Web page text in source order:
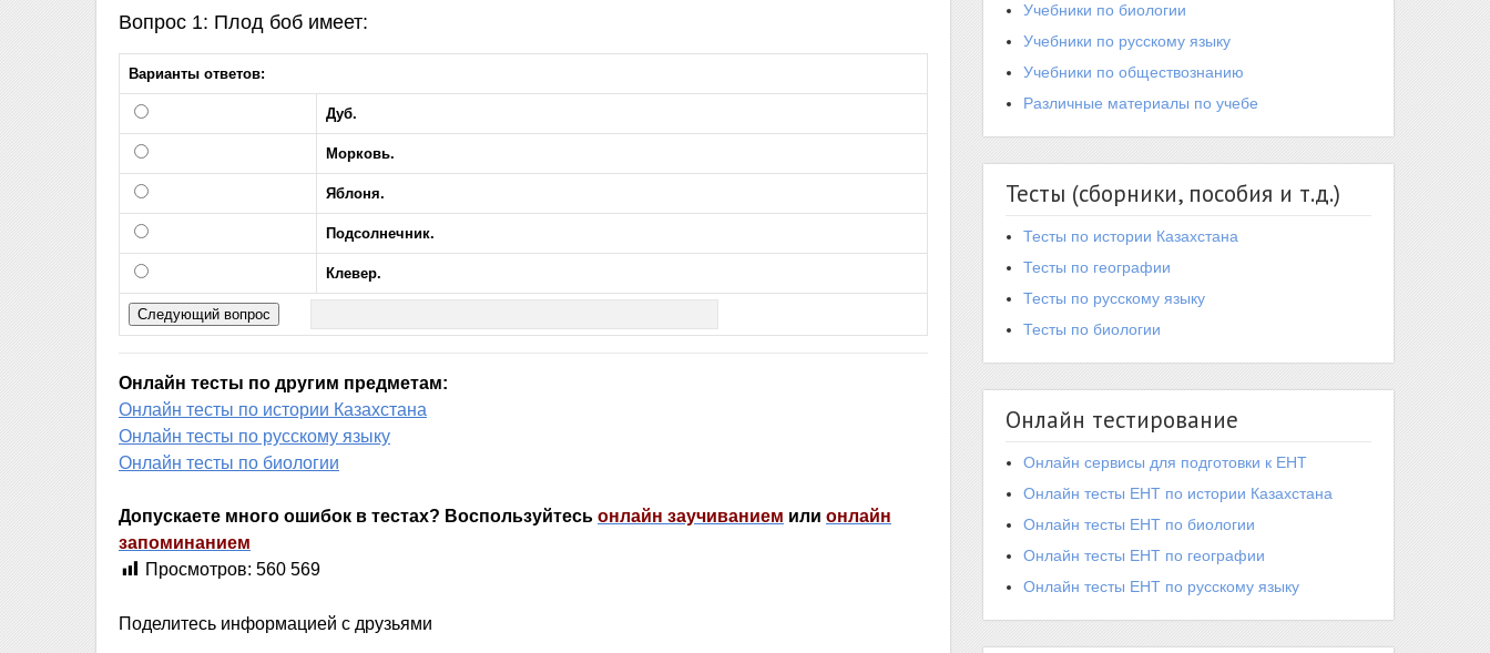
Вопрос 1: Плод боб имеет:
Варианты ответов:
Дуб.
Морковь.
Яблоня.
Подсолнечник.
Клевер.
Онлайн тесты по другим предметам:
Онлайн тесты по истории Казахстана
Онлайн тесты по русскому языку
Онлайн тесты по биологии
Допускаете много ошибок в тестах? Воспользуйтесь онлайн заучиванием или онлайн
запоминанием
Просмотров: 560 569
Поделитесь информацией с друзьями
Учебники по биологии
Учебники по русскому языку
Учебники по обществознанию
Различные материалы по учебе
Тесты (сборники, пособия и т.д.)
Тесты по истории Казахстана
Тесты по географии
Тесты по русскому языку
Тесты по биологии
Онлайн тестирование
Онлайн сервисы для подготовки к ЕНТ
Онлайн тесты ЕНТ по истории Казахстана
Онлайн тесты ЕНТ по биологии
Онлайн тесты ЕНТ по географии
Онлайн тесты ЕНТ по русскому языку